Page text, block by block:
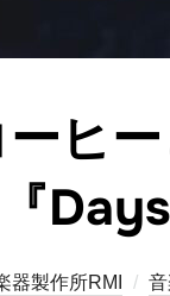
ヒ
器製作所RMI